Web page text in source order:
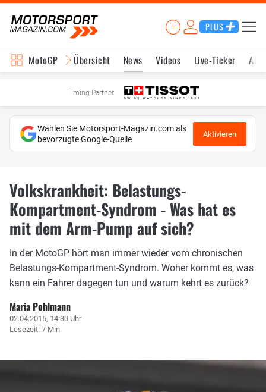
PLUS
MotoGP Übersicht News Videos Live-Ticker
Timing Partner
Wählen Sie Motorsport-Magazin.com als
bevorzugte Google-Quelle
Aktivieren
Volkskrankheit: Belastungs-
Kompartment-Syndrom - Was hat es
mit dem Arm-Pump auf sich?
In der MotoGP hört man immer wieder vom chronischen
Belastungs-Kompartment-Syndrom. Woher kommt es, was
kann ein Fahrer dagegen tun und warum kehrt es zurück?
Maria Pohlmann
02.04.2015, 14:30 Uhr
Lesezeit: 7 Min